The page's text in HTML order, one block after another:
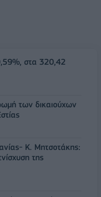
στα 320,42
των δικαιούχων
Κ. Μητσοτάκης:
της